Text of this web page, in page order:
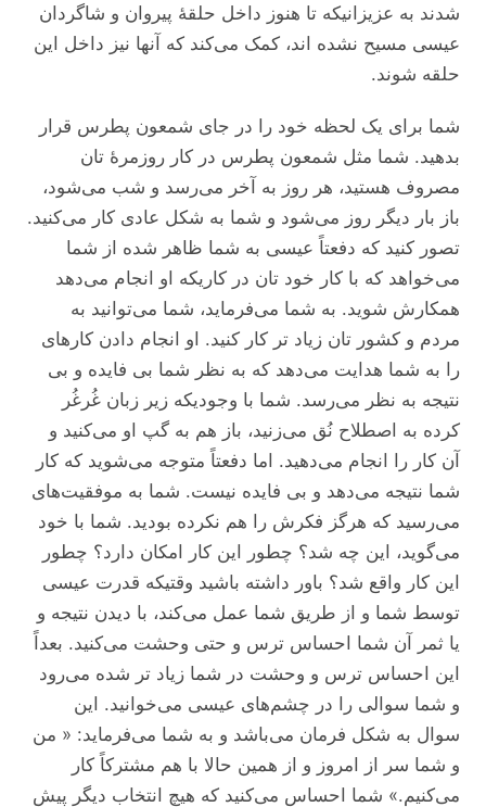
شدند به عزیزانیکه تا هنوز داخل حلقۀ پیروان و شاگردان
عیسی مسیح نشده اند، کمک می‌کند که آنها نیز داخل این
حلقه شوند.
شما برای یک لحظه خود را در جای شمعون پطرس قرار
بدهید. شما مثل شمعون پطرس در کار روزمرۀ تان
مصروف هستید، هر روز به آخر می‌رسد و شب می‌شود،
باز بار دیگر روز می‌شود و شما به شکل عادی کار می‌کنید.
تصور کنید که دفعتاً عیسی به شما ظاهر شده از شما
می‌خواهد که با کار خود تان در کاریکه او انجام می‌دهد
همکارش شوید. به شما می‌فرماید، شما می‌توانید به
مردم و کشور تان زیاد تر کار کنید. او انجام دادن کار‌های
را به شما هدایت می‌دهد که به نظر شما بی فایده و بی
نتیجه به نظر می‌رسد. شما با وجودیکه زیر زبان غُرغُر
کرده به اصطلاح نُق می‌زنید، باز هم به گپ او می‌کنید و
آن کار را انجام می‌دهید. اما دفعتاً متوجه می‌شوید که کار
شما نتیجه می‌دهد و بی فایده نیست. شما به موفقیت‌های
می‌رسید که هرگز فکرش را هم نکرده بودید. شما با خود
می‌گوید، این چه شد؟ چطور این کار امکان دارد؟ چطور
این کار واقع شد؟ باور داشته باشید وقتیکه قدرت عیسی
توسط شما و از طریق شما عمل می‌کند، با دیدن نتیجه و
یا ثمر آن شما احساس ترس و حتی وحشت می‌کنید. بعداً
این احساس ترس و وحشت در شما زیاد تر شده می‌رود
و شما سوالی را در چشم‌های عیسی می‌خوانید. این
سوال به شکل فرمان می‌باشد و به شما می‌فرماید: « من
و شما سر از امروز و از همین حالا با هم مشترکاً کار
می‌کنیم.» شما احساس می‌کنید که هیچ انتخاب دیگر پیش